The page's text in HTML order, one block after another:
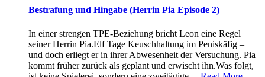
Bestrafung und Hingabe (Herrin Pia Episode 2)
In einer strengen TPE-Beziehung bricht Leon eine Regel
seiner Herrin Pia.Elf Tage Keuschhaltung im Peniskäfig –
und doch erliegt er in ihrer Abwesenheit der Versuchung. Pia
kommt früher zurück als geplant und erwischt ihn.Was folgt,